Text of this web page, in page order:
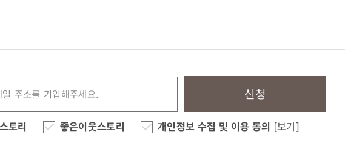
신청
토리 좋은이웃스토리 개인정보 수집 및 이용 동의 [보기]